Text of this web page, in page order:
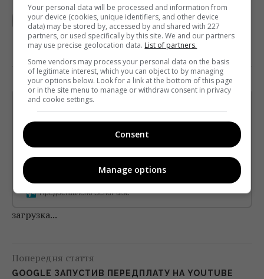
TELEKRITIKA
Щотижневий лист з найцікавішим.
Пишемо з любов'ю
!
Підпишіться ще раз, якщо не отримуєте від нас листи
Предоставлено SendPulse
загрузка...
Попередня стаття
GOOGLE ЗАПУСТИВ ПЕРЕДПЛАТУ НА YOUTUBE
Your personal data will be processed and information from
your device (cookies, unique identifiers, and other device
data) may be stored by, accessed by and shared with 227
partners, or used specifically by this site. We and our partners
may use precise geolocation data. List of partners.
Some vendors may process your personal data on the basis
of legitimate interest, which you can object to by managing
your options below. Look for a link at the bottom of this page
or in the site menu to manage or withdraw consent in privacy
and cookie settings.
Consent
Manage options